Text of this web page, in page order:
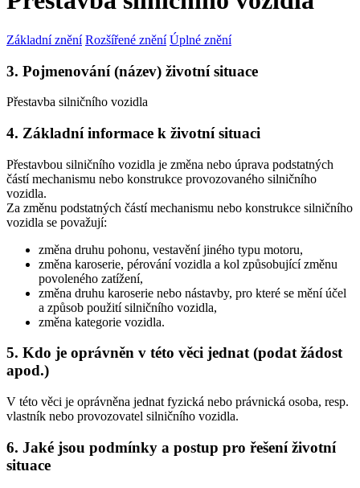
Základní znění Rozšířené znění Úplné znění
3. Pojmenování (název) životní situace
Přestavba silničního vozidla
4. Základní informace k životní situaci
Přestavbou silničního vozidla je změna nebo úprava podstatných
částí mechanismu nebo konstrukce provozovaného silničního
vozidla.
Za změnu podstatných částí mechanismu nebo konstrukce silničního
vozidla se považují:
změna druhu pohonu, vestavění jiného typu motoru,
změna karoserie, pérování vozidla a kol způsobující změnu
povoleného zatížení,
změna druhu karoserie nebo nástavby, pro které se mění účel
a způsob použití silničního vozidla,
změna kategorie vozidla.
5. Kdo je oprávněn v této věci jednat (podat žádost
apod.)
V této věci je oprávněna jednat fyzická nebo právnická osoba, resp.
vlastník nebo provozovatel silničního vozidla.
6. Jaké jsou podmínky a postup pro řešení životní
situace